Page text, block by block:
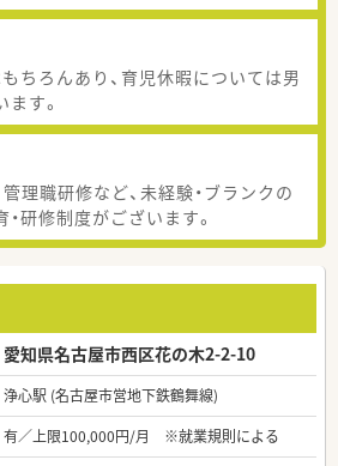
ちろんあり、育児休暇については男
す。
理職研修など、未経験・ブランクの
研修制度がございます。
愛知県名古屋市西区花の木2-2-10
浄心駅 (名古屋市営地下鉄鶴舞線)
有／上限100,000円/月 ※就業規則による